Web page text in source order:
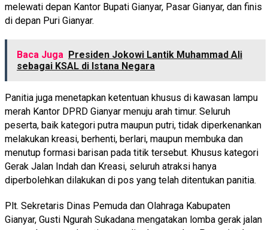
melewati depan Kantor Bupati Gianyar, Pasar Gianyar, dan finis
di depan Puri Gianyar.
Baca Juga Presiden Jokowi Lantik Muhammad Ali
sebagai KSAL di Istana Negara
Panitia juga menetapkan ketentuan khusus di kawasan lampu
merah Kantor DPRD Gianyar menuju arah timur. Seluruh
peserta, baik kategori putra maupun putri, tidak diperkenankan
melakukan kreasi, berhenti, berlari, maupun membuka dan
menutup formasi barisan pada titik tersebut. Khusus kategori
Gerak Jalan Indah dan Kreasi, seluruh atraksi hanya
diperbolehkan dilakukan di pos yang telah ditentukan panitia.
Plt. Sekretaris Dinas Pemuda dan Olahraga Kabupaten
Gianyar, Gusti Ngurah Sukadana mengatakan lomba gerak jalan